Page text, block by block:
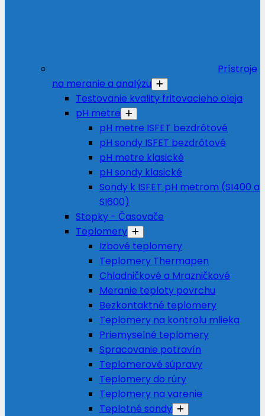
Prístroje
na meranie a analýzu
Testovanie kvality fritovacieho oleja
pH metre
pH metre ISFET bezdrôtové
pH sondy ISFET bezdrôtové
pH metre klasické
pH sondy klasické
Sondy k ISFET pH metrom (SI400 a
SI600)
Stopky - Časovače
Teplomery
Izbové teplomery
Teplomery Thermapen
Chladničkové a Mrazničkové
Meranie teploty povrchu
Bezkontaktné teplomery
Teplomery na kontrolu mlieka
Priemyselné teplomery
Spracovanie potravín
Teplomerové súpravy
Teplomery do rúry
Teplomery na varenie
Teplotné sondy